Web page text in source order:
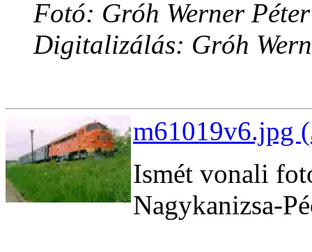
Fotó: Gróh Werner Péter
Digitalizálás: Gróh
m61019v6.jpg
Ismét vonali
Nagykanizsa-